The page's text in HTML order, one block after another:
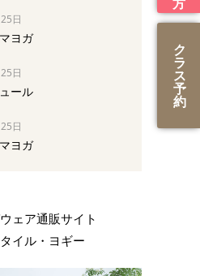
日
ヨガ
日
ール
日
ヨガ
ェア通販サイト
イル・ヨギー
ク
ラ
ス
予
約